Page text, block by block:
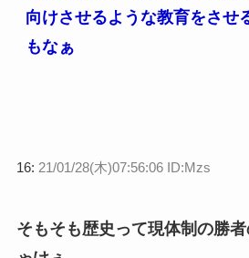
向けさせるような教育をさせ
もなぁ
16: 21/01/28(木)07:56:06 ID:Mzs
そもそも歴史って現体制の勝